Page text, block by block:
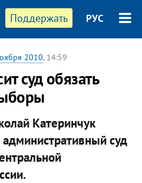
Поддержать РУС
2010, 14:59
суд обязать
Катеринчук
суд